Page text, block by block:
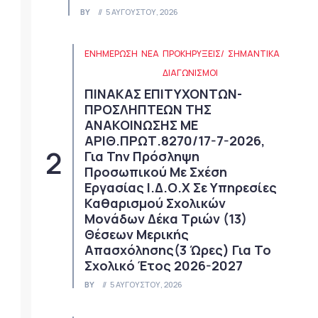
BY 5 ΑΥΓΟΎΣΤΟΥ, 2026
ΕΝΗΜΕΡΩΣΗ ΝΈΑ ΠΡΟΚΗΡΎΞΕΙΣ/
ΔΙΑΓΩΝΙΣΜΟΊ
ΣΗΜΑΝΤΙΚΆ
ΠΙΝΑΚΑΣ ΕΠΙΤΥΧΟΝΤΩΝ-
ΠΡΟΣΛΗΠΤΕΩΝ ΤΗΣ
ΑΝΑΚΟΙΝΩΣΗΣ ΜΕ
ΑΡΙΘ.ΠΡΩΤ.8270/17-7-2026,
Για Την Πρόσληψη
Προσωπικού Με Σχέση
Εργασίας Ι.Δ.Ο.Χ Σε Υπηρεσίες
Καθαρισμού Σχολικών
Μονάδων Δέκα Τριών (13)
Θέσεων Μερικής
Απασχόλησης(3 Ώρες) Για Το
Σχολικό Έτος 2026-2027
BY 5 ΑΥΓΟΎΣΤΟΥ, 2026